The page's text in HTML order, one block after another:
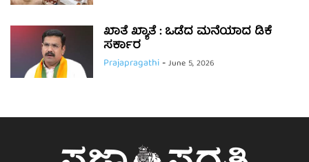
ಖಾತೆ ಖ್ಯಾತೆ : ಒಡೆದ ಮನೆಯಾದ ಡಿಕೆ
ಸರ್ಕಾರ
Prajapragathi-June 5, 2026